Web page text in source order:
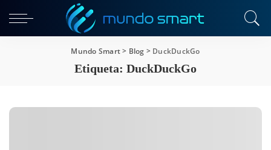
Mundo Smart> Blog > DuckDuckGo
Etiqueta: DuckDuckGo